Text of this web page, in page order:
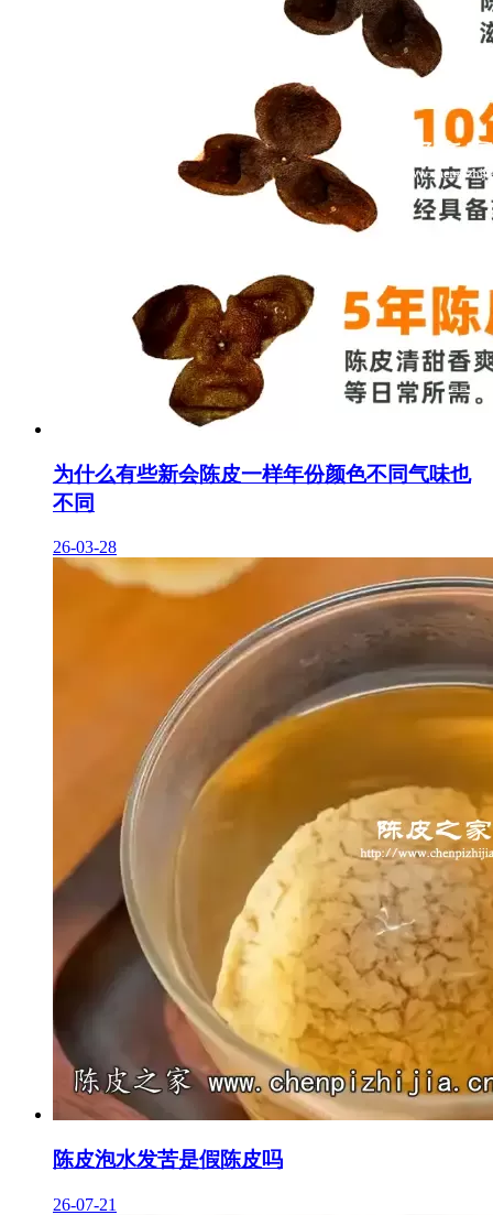
为什么有些新会陈皮一样年份颜色不同气味也
不同
26-03-28
陈皮泡水发苦是假陈皮吗
26-07-21